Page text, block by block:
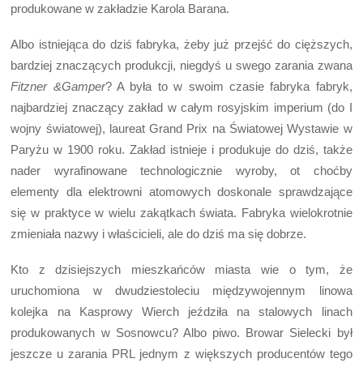
produkowane w zakładzie Karola Barana.
Albo istniejąca do dziś fabryka, żeby już przejść do cięższych,
bardziej znaczących produkcji, niegdyś u swego zarania zwana
Fitzner &Gamper? A była to w swoim czasie fabryka fabryk,
najbardziej znaczący zakład w całym rosyjskim imperium (do I
wojny światowej), laureat Grand Prix na Światowej Wystawie w
Paryżu w 1900 roku. Zakład istnieje i produkuje do dziś, także
nader wyrafinowane technologicznie wyroby, ot choćby
elementy dla elektrowni atomowych doskonale sprawdzające
się w praktyce w wielu zakątkach świata. Fabryka wielokrotnie
zmieniała nazwy i właścicieli, ale do dziś ma się dobrze.
Kto z dzisiejszych mieszkańców miasta wie o tym, że
uruchomiona w dwudziestoleciu międzywojennym linowa
kolejka na Kasprowy Wierch jeździła na stalowych linach
produkowanych w Sosnowcu? Albo piwo. Browar Sielecki był
jeszcze u zarania PRL jednym z większych producentów tego